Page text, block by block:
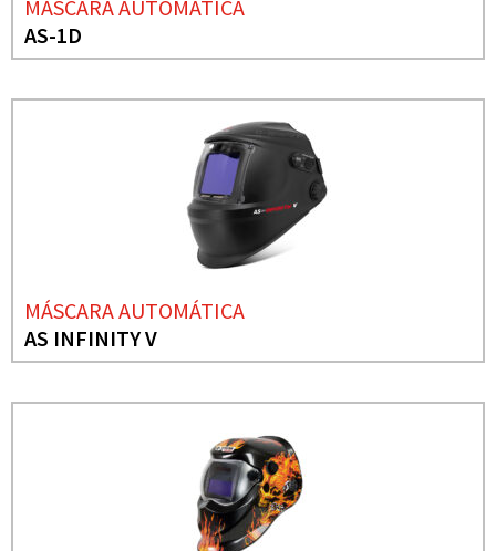
MÁSCARA AUTOMÁTICA
AS-1D
MÁSCARA AUTOMÁTICA
AS INFINITY V